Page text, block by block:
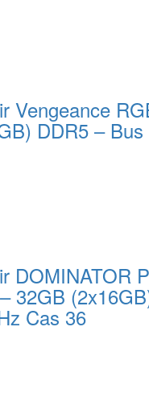
Vengeance
DDR5 –
DOMINATOR
32GB
Cas 36